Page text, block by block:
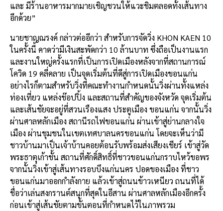
และ มีร้านอาหารมากมายเชิญชวนให้แวะชิมตลอดทั้งเส้นทาง
อีกด้วย”
นายชาญณรงค์ กล่าวต่ออีกว่า สำหรับการจัดวิ่ง KHON KAEN 10
ในครั้งนี้ คาดว่ามีเงินสะพัดกว่า 10 ล้านบาท ซึ่งถือเป็นงานแรก
และงานใหญ่ครั้งแรกที่เป็นการเปิดเมืองหลังจากที่สถานการณ์
โควิด 19 คลี่คลาย เป็นจุดเริ่มต้นที่ดีสู่การเปิดเมืองขอนแก่น
อย่างไรก็ตามสำหรับวิ่งที่คณะทำงานกำหนดนั้นวิ่งผ่านทั้งแหล่ง
ท่องเที่ยว แหล่งช๊อปปิ้ง และสถานที่สำคัญของจังหวัด จุดเริ่มต้น
และเส้นชัยจะอยู่ที่สวนเรืองแสง ประตูเมือง ขอนแก่น จากนั้นวิ่ง
ผ่านศาลหลักเมือง สถานีรถไฟขอนแก่น ผ่านเข้าสู่ย่านกลางใจ
เมือง ผ่านชุมชนในเขตเทศบาลนครขอนแก่น โดยจะเห็นว่ามี
ชาวบ้านมาเป็นเจ้าบ้านคอยต้อนรับพร้อมส่งเสียงเชียร์ เข้าสู่วัด
พระธาตุเก้าชั้น สถานที่ศักดิ์สิทธิ์ที่ชาวขอนแก่นกราบไหว้ขอพร
จากนั้นวิ่งเข้าสู่เส้นทางรอบบึงแก่นนคร ปอดของเมือง ที่ชาว
ขอนแก่นมาออกกำลังกาย แล้วเข้าสู่ถนนข้าวเหนียว ถนนที่ได้
ชื่อว่าเล่นสงกรานต์สนุกที่สุดในอีสาน ผ่านศาลหลักเมืองอีกครั้ง
ก่อนเข้าสู่เส้นชัยตามขั้นตอนที่กำหนดไว้ในภาพรวม